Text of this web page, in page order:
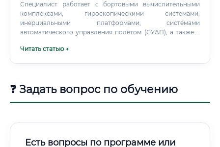
Специалист работает с бортовыми вычислительными
комплексами, гироскопическими системами,
инерциальными платформами, системами
автоматического управления полётом (СУАП), а также с
профессии, которая обеспечивает безопасность тысяч
Читать статью →
❓ Задать вопрос по обучению
Есть вопросы по программе или